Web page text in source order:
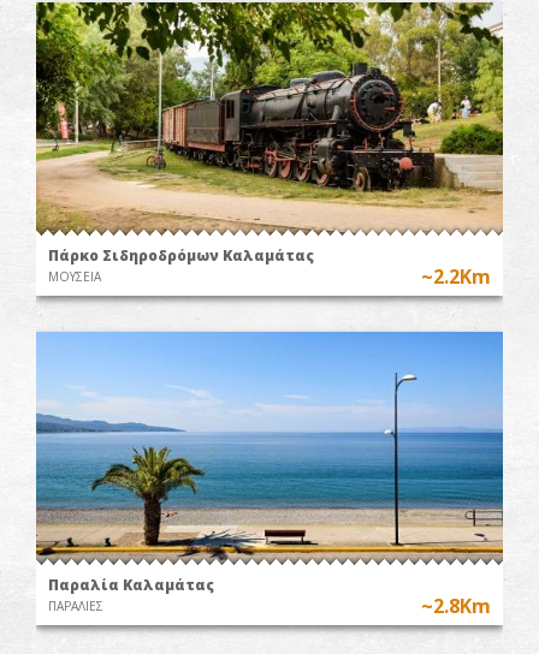
Πάρκο Σιδηροδρόμων Καλαμάτας
ΜΟΥΣΕΙΑ ~2.2Km
Παραλία Καλαμάτας
ΠΑΡΑΛΙΕΣ ~2.8Km